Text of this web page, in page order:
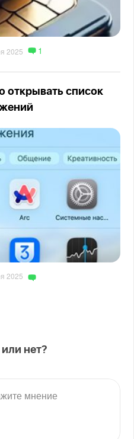
2025 1
открывать список
2025
нет?